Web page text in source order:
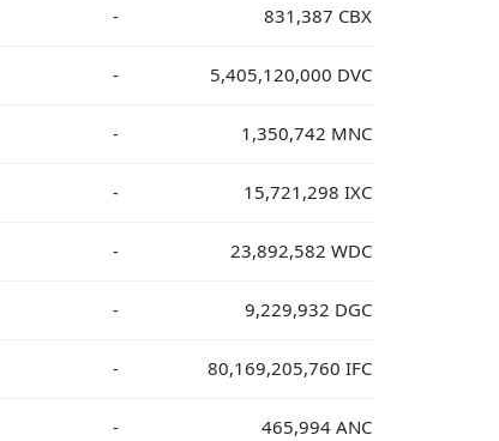
- 831,387 CBX
- 5,405,120,000 DVC
- 1,350,742 MNC
- 15,721,298 IXC
- 23,892,582 WDC
- 9,229,932 DGC
- 80,169,205,760 IFC
- 465,994 ANC